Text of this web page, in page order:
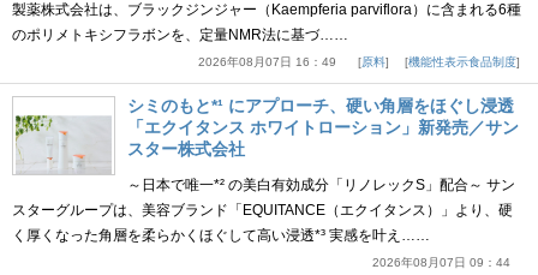
製薬株式会社は、ブラックジンジャー（Kaempferia parviflora）に含まれる6種
のポリメトキシフラボンを、定量NMR法に基づ……
2026年08月07日 16：49 原料 機能性表示食品制度
シミのもと*¹ にアプローチ、硬い角層をほぐし浸透
「エクイタンス ホワイトローション」新発売／サン
スター株式会社
～日本で唯一*² の美白有効成分「リノレックS」配合～ サン
スターグループは、美容ブランド「EQUITANCE（エクイタンス）」より、硬
く厚くなった角層を柔らかくほぐして高い浸透*³ 実感を叶え……
2026年08月07日 09：44